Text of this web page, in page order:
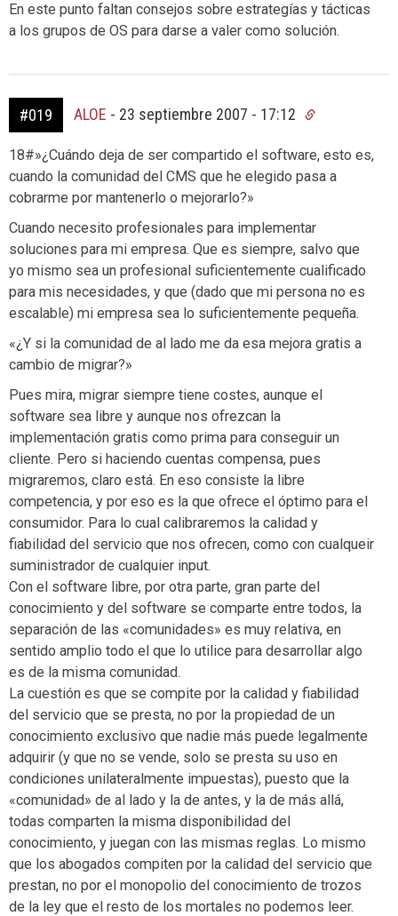
En este punto faltan consejos sobre estrategías y tácticas
a los grupos de OS para darse a valer como solución.
#019 ALOE - 23 septiembre 2007 - 17:12
18#»¿Cuándo deja de ser compartido el software, esto es,
cuando la comunidad del CMS que he elegido pasa a
cobrarme por mantenerlo o mejorarlo?»
Cuando necesito profesionales para implementar
soluciones para mi empresa. Que es siempre, salvo que
yo mismo sea un profesional suficientemente cualificado
para mis necesidades, y que (dado que mi persona no es
escalable) mi empresa sea lo suficientemente pequeña.
«¿Y si la comunidad de al lado me da esa mejora gratis a
cambio de migrar?»
Pues mira, migrar siempre tiene costes, aunque el
software sea libre y aunque nos ofrezcan la
implementación gratis como prima para conseguir un
cliente. Pero si haciendo cuentas compensa, pues
migraremos, claro está. En eso consiste la libre
competencia, y por eso es la que ofrece el óptimo para el
consumidor. Para lo cual calibraremos la calidad y
fiabilidad del servicio que nos ofrecen, como con cualqueir
suministrador de cualquier input.
Con el software libre, por otra parte, gran parte del
conocimiento y del software se comparte entre todos, la
separación de las «comunidades» es muy relativa, en
sentido amplio todo el que lo utilice para desarrollar algo
es de la misma comunidad.
La cuestión es que se compite por la calidad y fiabilidad
del servicio que se presta, no por la propiedad de un
conocimiento exclusivo que nadie más puede legalmente
adquirir (y que no se vende, solo se presta su uso en
condiciones unilateralmente impuestas), puesto que la
«comunidad» de al lado y la de antes, y la de más allá,
todas comparten la misma disponibilidad del
conocimiento, y juegan con las mismas reglas. Lo mismo
que los abogados compiten por la calidad del servicio que
prestan, no por el monopolio del conocimiento de trozos
de la ley que el resto de los mortales no podemos leer.